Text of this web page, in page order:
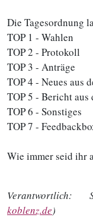
Die Tagesordnung
TOP 1 - Wahlen
TOP 2 - Protokoll
TOP 3 - Anträge
TOP 4 - Neues aus
TOP 5 - Bericht aus
TOP 6 - Sonstiges
TOP 7 -
Wie immer seid ihr
Verantwortlich:
koblenz.de)